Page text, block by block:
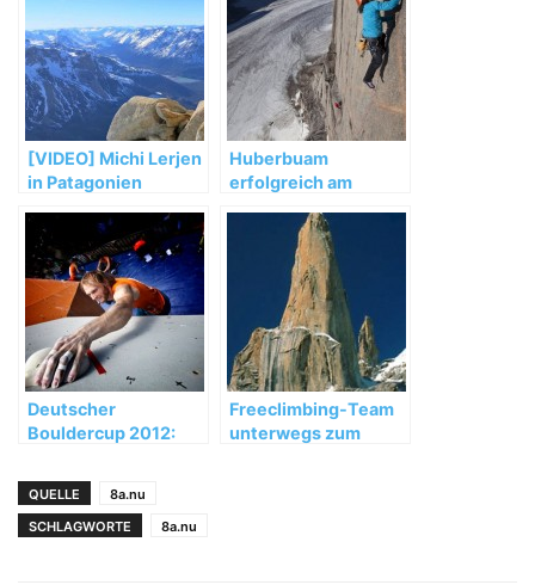
[VIDEO] Michi Lerjen
in Patagonien
Huberbuam
erfolgreich am
Deutscher
Bouldercup 2012:
Überlingen
Freeclimbing-Team
unterwegs zum
QUELLE
8a.nu
SCHLAGWORTE
8a.nu